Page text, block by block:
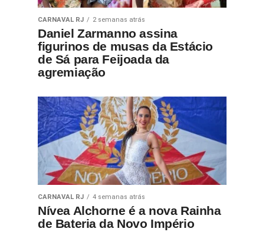
CARNAVAL RJ 2 semanas atrás
Daniel Zarmanno assina
figurinos de musas da Estácio
de Sá para Feijoada da
agremiação
CARNAVAL RJ 4 semanas atrás
Nívea Alchorne é a nova Rainha
de Bateria da Novo Império